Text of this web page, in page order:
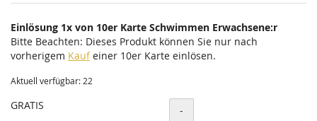
Einlösung 1x von 10er Karte Schwimmen Erwachsene:r
Bitte Beachten: Dieses Produkt können Sie nur nach
vorherigem Kaufeiner 10er Karte einlösen.
Aktuell verfügbar: 22
GRATIS Menge
-